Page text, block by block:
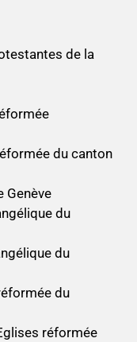
de la
du canton
Genève
du
du
du
réformée